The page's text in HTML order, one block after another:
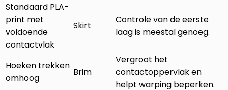
Standaard PLA-
print met
voldoende
contactvlak
Skirt
Controle van de eerste
laag is meestal genoeg.
Hoeken trekken
omhoog
Brim
Vergroot het
contactoppervlak en
helpt warping beperken.